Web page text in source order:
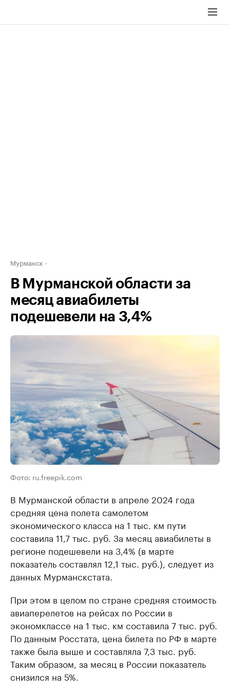
Мурманск
В Мурманской области за
месяц авиабилеты
подешевели на 3,4%
Фото: ru.freepik.com
В Мурманской области в апреле 2024 года
средняя цена полета самолетом
экономического класса на 1 тыс. км пути
составила 11,7 тыс. руб. За месяц авиабилеты в
регионе подешевели на 3,4% (в марте
показатель составлял 12,1 тыс. руб.), следует из
данных Мурманскстата.
При этом в целом по стране средняя стоимость
авиаперелетов на рейсах по России в
экономклассе на 1 тыс. км составила 7 тыс. руб.
По данным Росстата, цена билета по РФ в марте
также была выше и составляла 7,3 тыс. руб.
Таким образом, за месяц в России показатель
снизился на 5%.